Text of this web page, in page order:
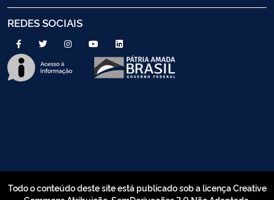
REDES SOCIAIS
Todo o conteúdo deste site está publicado sob a licença Creative